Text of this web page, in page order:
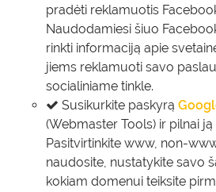
pradėti reklamuotis
Naudodamiesi šiuo
rinkti informaciją apie
jiems reklamuoti savo
socialiniame tinkle.
Susikurkite paskyrą
(Webmaster Tools) ir pilnai
Pasitvirtinkite www, non-
naudosite, nustatykite savo
kokiam domenui teiksite